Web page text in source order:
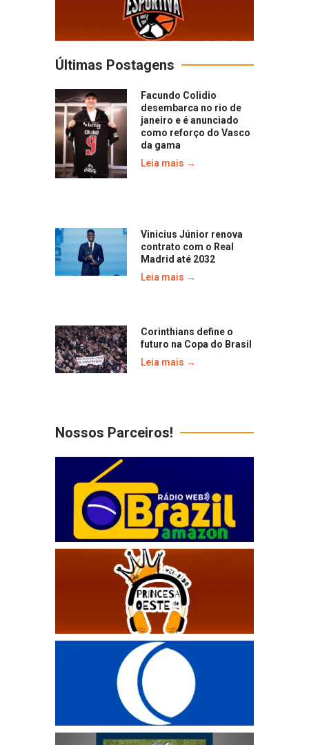
Últimas Postagens
Facundo Colidio
desembarca no rio de
janeiro e é anunciado
como reforço do Vasco
da gama
Leia mais →
Vinicius Júnior renova
contrato com o Real
Madrid até 2032
Leia mais →
Corinthians define o
futuro na Copa do Brasil
Leia mais →
Nossos Parceiros!